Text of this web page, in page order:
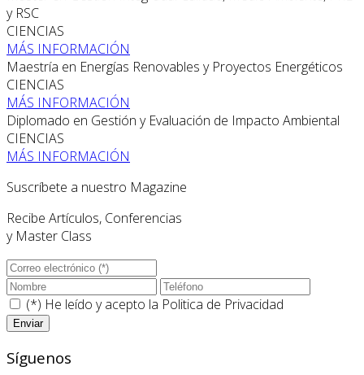
y RSC
CIENCIAS
MÁS INFORMACIÓN
Maestría en Energías Renovables y Proyectos Energéticos
CIENCIAS
MÁS INFORMACIÓN
Diplomado en Gestión y Evaluación de Impacto Ambiental
CIENCIAS
MÁS INFORMACIÓN
Suscríbete a nuestro Magazine
Recibe Artículos, Conferencias
y Master Class
(*) He leído y acepto la Politica de Privacidad
Síguenos